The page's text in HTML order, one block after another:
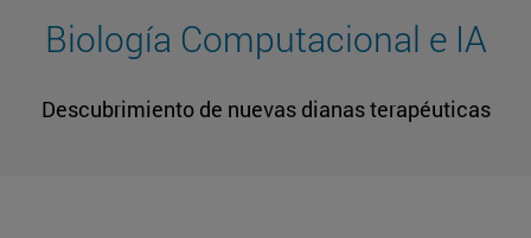
Biología Computacional e IA
Descubrimiento de nuevas dianas terapéuticas